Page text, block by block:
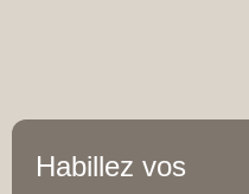
Habillez vos